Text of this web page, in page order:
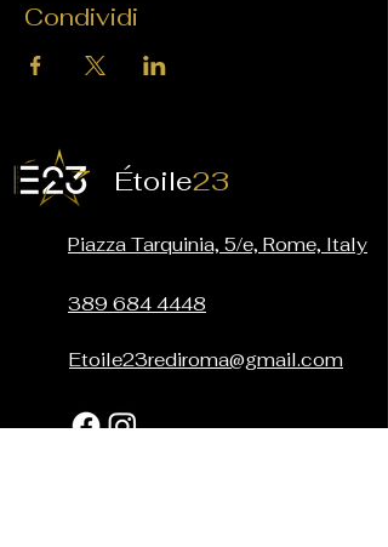
Condividi
Étoile23
Piazza Tarquinia, 5/e, Rome, Italy
389 684 4448
Etoile23rediroma@gmail.com